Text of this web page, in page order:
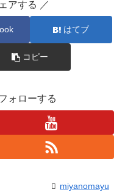
アする ／
はてブ
コピー
ォローする
miyanomayu